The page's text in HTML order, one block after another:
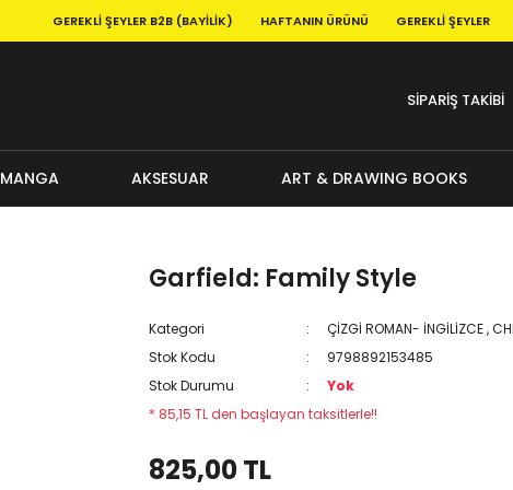
GEREKLI ŞEYLER B2B (BAYILIK) HAFTANIN ÜRÜNÜ GEREKLI ŞEYLER
SİPARİŞ TAKİBİ
MANGA AKSESUAR ART & DRAWING BOOKS
Garfield: Family Style
Kategori ÇİZGİ ROMAN- İNGİLİZCE,
Stok Kodu
9798892153485
Stok Durumu
Yok
* 85,15 TL den başlayan taksitlerle!!
825,00 TL